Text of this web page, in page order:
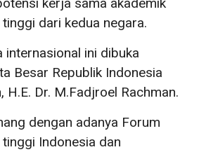
dari kedua negara.
internasional ini dibuka
Besar Republik Indonesia
H.E. Dr. M.Fadjroel Rachman.
dengan adanya Forum
Indonesia dan